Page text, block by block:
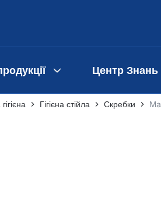
Центр Знань
Гігієна стійла Скребки